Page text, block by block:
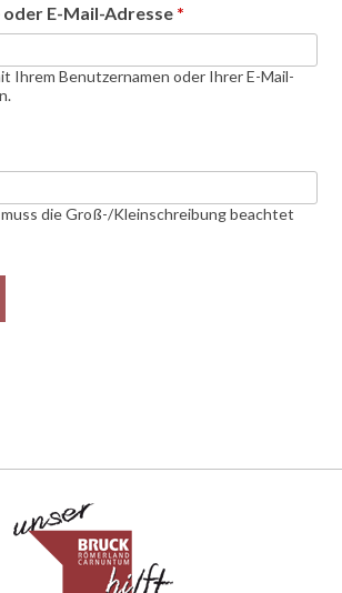
E-Mail-Adresse *
Ihrem Benutzernamen oder Ihrer E-Mail-
die Groß-/Kleinschreibung beachtet